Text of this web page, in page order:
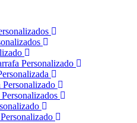
Personalizado